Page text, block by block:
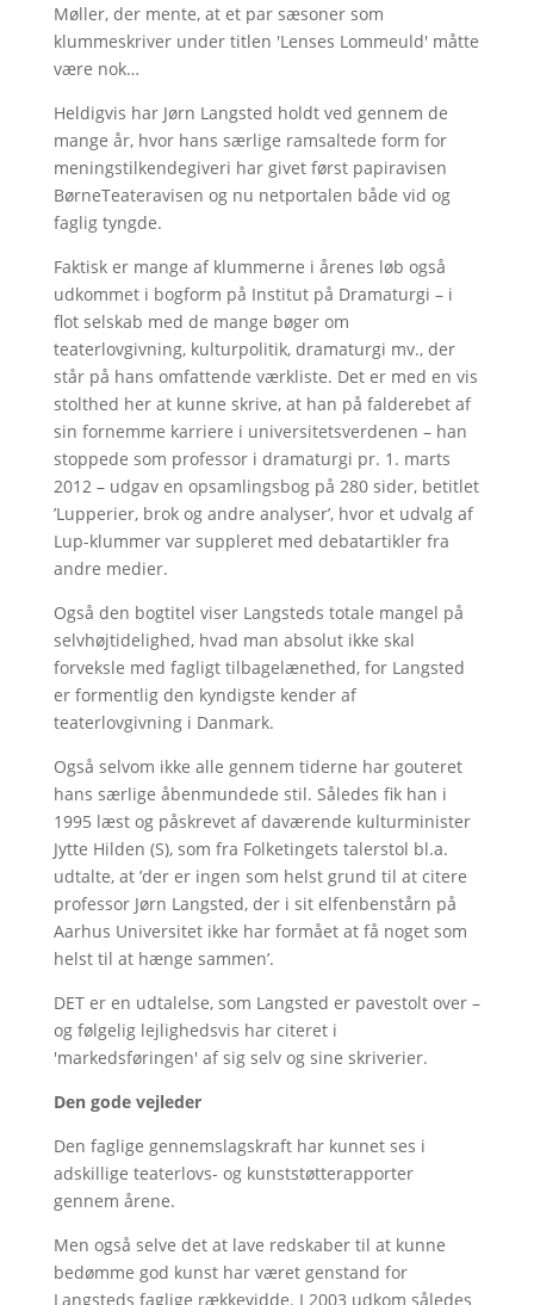
Møller, der mente, at et par sæsoner som
klummeskriver under titlen 'Lenses Lommeuld' måtte
være nok…
Heldigvis har Jørn Langsted holdt ved gennem de
mange år, hvor hans særlige ramsaltede form for
meningstilkendegiveri har givet først papiravisen
BørneTeateravisen og nu netportalen både vid og
faglig tyngde.
Faktisk er mange af klummerne i årenes løb også
udkommet i bogform på Institut på Dramaturgi – i
flot selskab med de mange bøger om
teaterlovgivning, kulturpolitik, dramaturgi mv., der
står på hans omfattende værkliste. Det er med en vis
stolthed her at kunne skrive, at han på falderebet af
sin fornemme karriere i universitetsverdenen – han
stoppede som professor i dramaturgi pr. 1. marts
2012 – udgav en opsamlingsbog på 280 sider, betitlet
’Lupperier, brok og andre analyser’, hvor et udvalg af
Lup-klummer var suppleret med debatartikler fra
andre medier.
Også den bogtitel viser Langsteds totale mangel på
selvhøjtidelighed, hvad man absolut ikke skal
forveksle med fagligt tilbagelænethed, for Langsted
er formentlig den kyndigste kender af
teaterlovgivning i Danmark.
Også selvom ikke alle gennem tiderne har gouteret
hans særlige åbenmundede stil. Således fik han i
1995 læst og påskrevet af daværende kulturminister
Jytte Hilden (S), som fra Folketingets talerstol bl.a.
udtalte, at ’der er ingen som helst grund til at citere
professor Jørn Langsted, der i sit elfenbenstårn på
Aarhus Universitet ikke har formået at få noget som
helst til at hænge sammen’.
DET er en udtalelse, som Langsted er pavestolt over –
og følgelig lejlighedsvis har citeret i
'markedsføringen' af sig selv og sine skriverier.
Den gode vejleder
Den faglige gennemslagskraft har kunnet ses i
adskillige teaterlovs- og kunststøtterapporter
gennem årene.
Men også selve det at lave redskaber til at kunne
bedømme god kunst har været genstand for
Langsteds faglige rækkevidde. I 2003 udkom således